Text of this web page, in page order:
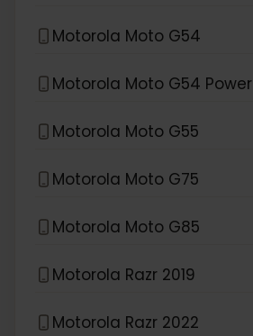
Motorola Moto G54
Motorola Moto G54 Power
Motorola Moto G55
Motorola Moto G75
Motorola Moto G85
Motorola Razr 2019
Motorola Razr 2022